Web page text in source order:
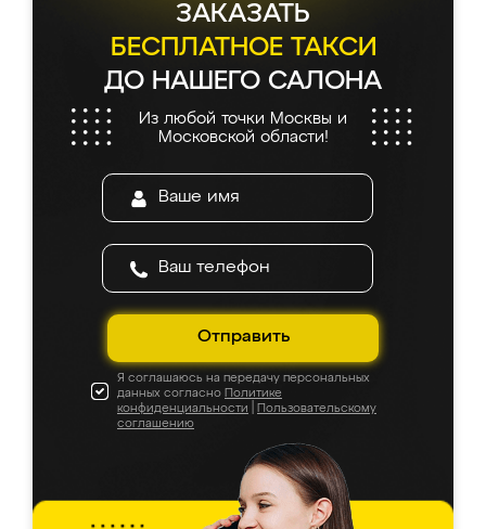
ЗАКАЗАТЬ
БЕСПЛАТНОЕ ТАКСИ
ДО НАШЕГО САЛОНА
Из любой точки Москвы и
Московской области!
Отправить
Я соглашаюсь на передачу персональных
данных согласно Политике
конфиденциальности
Пользовательскому
соглашению